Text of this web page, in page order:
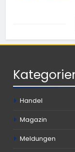
Handel
Magazin
Meldungen